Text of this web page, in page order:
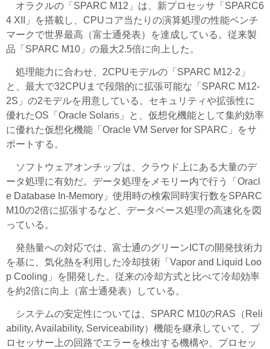
オラクルの「SPARC M12」は、新プロセッサ「SPARC6
4 XII」を搭載し、CPUコア当たりの演算処理の性能ベンチ
マークで世界最高（富士通発表）を達成している。従来製
品「SPARC M10」の最大2.5倍に向上した。
処理能力に合わせ、2CPUモデルの「SPARC M12-2」
と、最大で32CPUまで段階的に拡張可能な「SPARC M12-
2S」の2モデルを用意している。セキュリティや拡張性に
優れたOS「Oracle Solaris」と、仮想化機能として集約効率
に優れた仮想化機能「Oracle VM Server for SPARC」をサ
ポートする。
ソフトウェアオンチップは、クラウド上にある大量のデ
ータ処理に有効だ。データ処理をメモリー内で行う「Oracl
e Database In-Memory」使用時の検索同時実行数をSPARC
M10の2倍に拡張するなど、データベース処理の高速化を図
っている。
発熱量への対応では、富士通のグリーンICTの開発技術力
を基に、気化熱を利用した冷却技術「Vapor and Liquid Loo
p Cooling」を開発した。従来の冷却方式と比べて冷却効率
を約2倍に向上（富士通発表）している。
システムの安定性については、SPARC M10のRAS（Reli
ability, Availability, Serviceability）機能を継承していて、プ
ロセッサー上の回路でエラーを検出する機構や、プロセッ